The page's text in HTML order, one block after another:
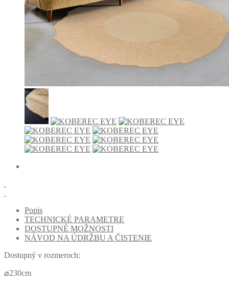
Popis
TECHNICKÉ PARAMETRE
DOSTUPNÉ MOŽNOSTI
NÁVOD NA ÚDRŽBU A ČISTENIE
Dostupný v rozmeroch:
⌀230cm